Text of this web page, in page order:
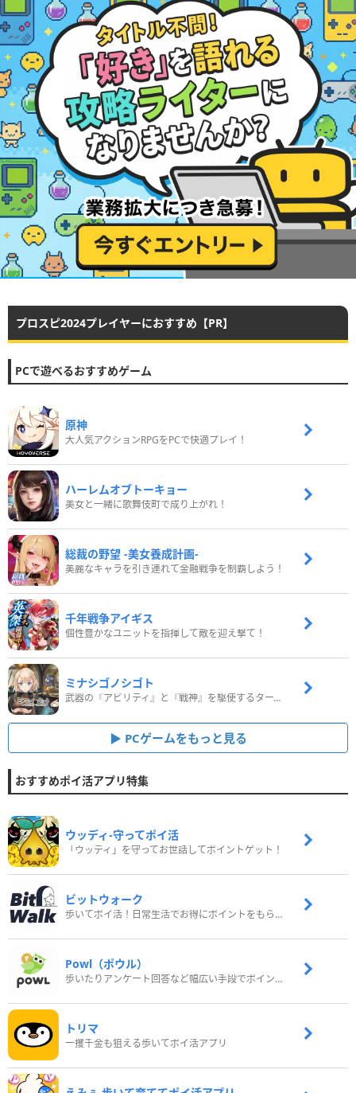
プロスピ2024プレイヤーにおすすめ【PR】
PCで遊べるおすすめゲーム
原神
大人気アクションRPGをPCで快適プレイ！
ハーレムオブトーキョー
美女と一緒に歌舞伎町で成り上がれ！
総裁の野望 -美女養成計画-
美麗なキャラを引き連れて金融戦争を制覇しよう！
千年戦争アイギス
個性豊かなユニットを指揮して敵を迎え撃て！
ミナシゴノシゴト
武器の『アビリティ』と『戦神』を駆使するターン制コマンドバトルRPG！
PCゲームをもっと見る
おすすめポイ活アプリ特集
ウッディ‐守ってポイ活
「ウッディ」を守ってお世話してポイントゲット！
ビットウォーク
歩いてポイ活！日常生活でお得にポイントをもらおう
Powl（ポウル）
歩いたりアンケート回答など幅広い手段でポイントをゲット
トリマ
一攫千金も狙える歩いてポイ活アプリ